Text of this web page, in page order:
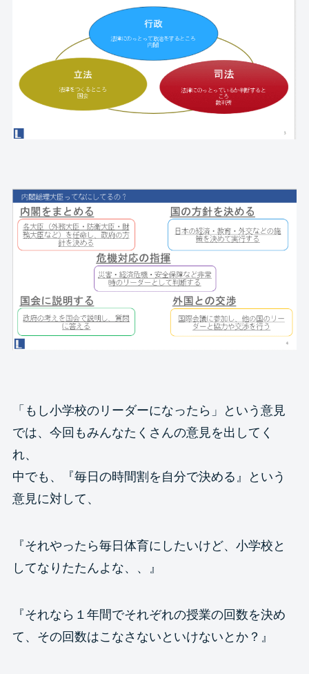
「もし小学校のリーダーになったら」という意見
では、今回もみんなたくさんの意見を出してく
れ、
中でも、『毎日の時間割を自分で決める』という
意見に対して、
『それやったら毎日体育にしたいけど、小学校と
してなりたたんよな、、』
『それなら１年間でそれぞれの授業の回数を決め
て、その回数はこなさないといけないとか？』